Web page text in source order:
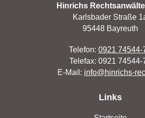
Hinrichs
Karlsbader Straße
95448 Bayreuth
Telefon: 0921 74544-
Telefax: 0921 74544-
E-Mail: info@hinrichs-
Links